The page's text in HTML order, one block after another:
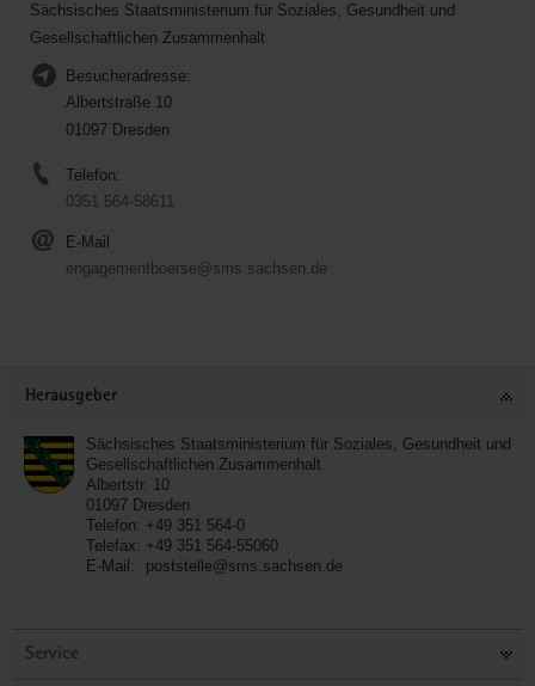
Sächsisches Staatsministerium für Soziales, Gesundheit und
Gesellschaftlichen Zusammenhalt
Besucheradresse:
Albertstraße 10
01097 Dresden
Telefon:
0351 564-58611
E-Mail
engagementboerse@sms.sachsen.de
Herausgeber
Sächsisches Staatsministerium für Soziales, Gesundheit und
Gesellschaftlichen Zusammenhalt
Albertstr. 10
01097 Dresden
Telefon: +49 351 564-0
Telefax: +49 351 564-55060
E-Mail:
poststelle@sms.sachsen.de
Service